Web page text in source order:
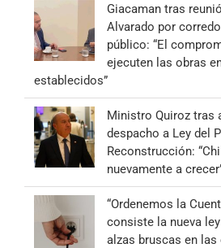
Giacaman tras
Alvarado por
público: “El
ejecuten las obras
establecidos”
Ministro Quiroz tras
despacho a Ley del
Reconstrucción:
nuevamente a
“Ordenemos la
consiste la nueva
alzas bruscas en las